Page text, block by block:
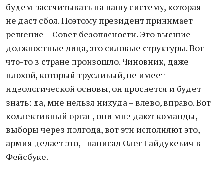
будем рассчитывать на нашу систему, которая
не даст сбоя. Поэтому президент принимает
решение – Совет безопасности. Это высшие
должностные лица, это силовые структуры. Вот
что-то в стране произошло. Чиновник, даже
плохой, который трусливый, не имеет
идеологической основы, он проснется и будет
знать: да, мне нельзя никуда – влево, вправо. Вот
коллективный орган, они мне дают команды,
выборы через полгода, вот эти исполняют это,
армия делает это, - написал Олег Гайдукевич в
Фейсбуке.